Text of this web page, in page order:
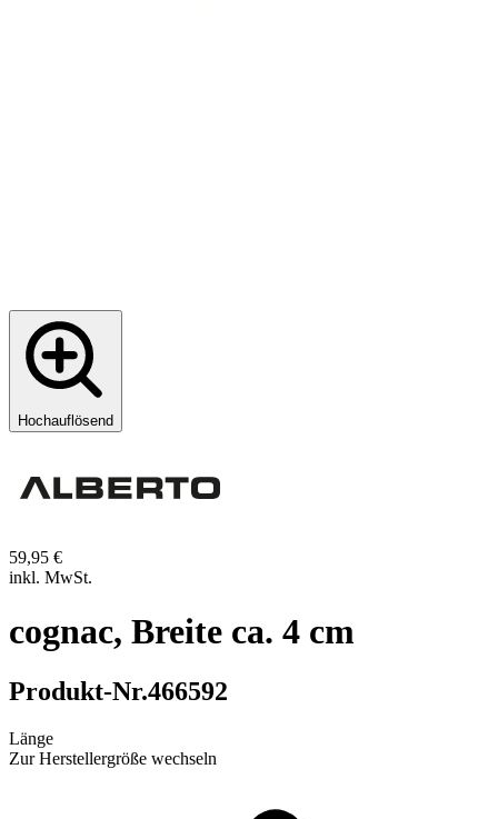
Hochauflösend
59,95 €
inkl. MwSt.
cognac, Breite ca. 4 cm
Produkt-Nr.466592
Länge
Zur Herstellergröße wechseln